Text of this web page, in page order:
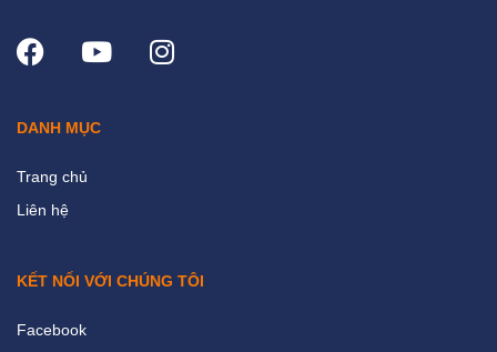
DANH MỤC
Trang chủ
Liên hệ
KẾT NỐI VỚI CHÚNG TÔI
Facebook